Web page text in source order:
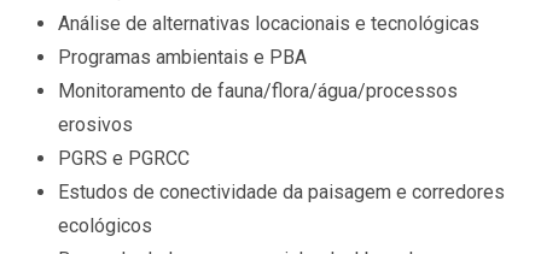
Análise de alternativas locacionais e tecnológicas
Programas ambientais e PBA
Monitoramento de fauna/flora/água/processos
erosivos
PGRS e PGRCC
Estudos de conectividade da paisagem e corredores
ecológicos